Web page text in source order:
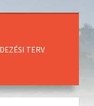
TERV